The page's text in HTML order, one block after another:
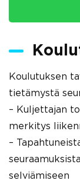
Koulutuksen
tietämystä
– Kuljettajan
merkitys
–
selviämiseen